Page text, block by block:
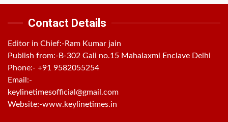
Contact Details
Editor in Chief:-Ram Kumar jain
Publish from:- B-302 Gali no.15 Mahalaxmi Enclave Delhi
Phone:- +91 9582055254
Email:-
keylinetimesofficial@gmail.com
Website:-www.keylinetimes.in